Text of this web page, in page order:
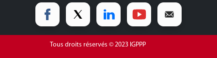
Tous droits réservés © 2023 IGPPP